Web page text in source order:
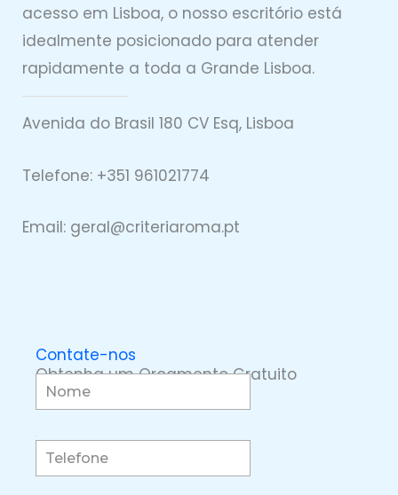
acesso em Lisboa, o nosso escritório está
idealmente posicionado para atender
rapidamente a toda a Grande Lisboa.
Avenida do Brasil 180 CV Esq, Lisboa
Telefone: +351 961021774
Email: geral@criteriaroma.pt
Contate-nos
Obtenha um Orçamento Gratuito